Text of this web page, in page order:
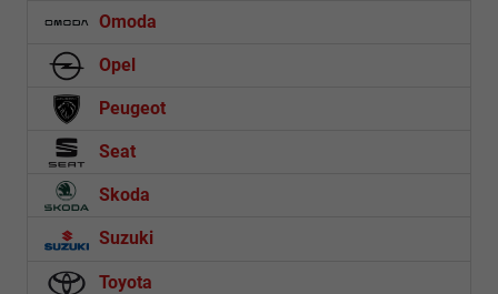
Omoda
Opel
Peugeot
Seat
Skoda
Suzuki
Toyota